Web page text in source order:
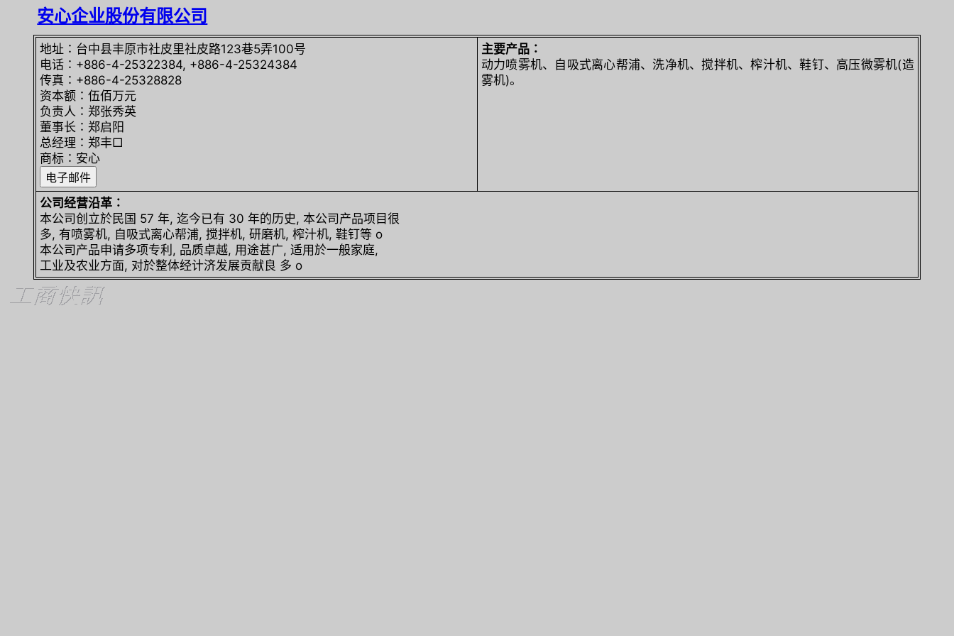
安心企业股份有限公司
地址∶台中县丰原市社皮里社皮路123巷5弄100号
电话∶+886-4-25322384, +886-4-25324384
传真∶+886-4-25328828
资本额∶伍佰万元
负责人∶郑张秀英
董事长∶郑启阳
总经理∶郑丰□
商标∶安心
主要产品∶
动力喷雾机、自吸式离心帮浦、洗净机、搅拌机、榨汁机、鞋钉、高压微雾机(造
雾机)。
公司经营沿革∶
本公司创立於民国 57 年, 迄今已有 30 年的历史, 本公司产品项目很
多, 有喷雾机, 自吸式离心帮浦, 搅拌机, 研磨机, 榨汁机, 鞋钉等 o
本公司产品申请多项专利, 品质卓越, 用途甚广, 适用於一般家庭,
工业及农业方面, 对於整体经计济发展贡献良 多 o